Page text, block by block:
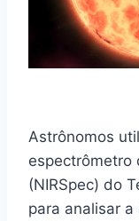
Astrônomos
espectrômetro
(NIRSpec) do
para analisar